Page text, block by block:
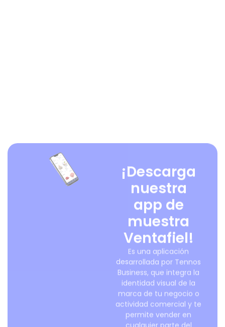
¡Descarga
nuestra
app de
muestra
Ventafiel!
Es una aplicación
desarrollada por Tennos
Business, que integra la
identidad visual de la
marca de tu negocio o
actividad comercial y te
permite vender en